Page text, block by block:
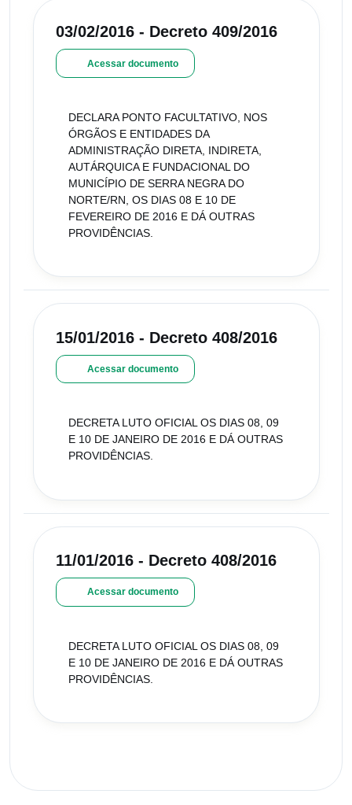
03/02/2016 - Decreto 409/2016
Acessar documento
DECLARA PONTO FACULTATIVO, NOS
ÓRGÃOS E ENTIDADES DA
ADMINISTRAÇÃO DIRETA, INDIRETA,
AUTÁRQUICA E FUNDACIONAL DO
MUNICÍPIO DE SERRA NEGRA DO
NORTE/RN, OS DIAS 08 E 10 DE
FEVEREIRO DE 2016 E DÁ OUTRAS
PROVIDÊNCIAS.
15/01/2016 - Decreto 408/2016
Acessar documento
DECRETA LUTO OFICIAL OS DIAS 08, 09
E 10 DE JANEIRO DE 2016 E DÁ OUTRAS
PROVIDÊNCIAS.
11/01/2016 - Decreto 408/2016
Acessar documento
DECRETA LUTO OFICIAL OS DIAS 08, 09
E 10 DE JANEIRO DE 2016 E DÁ OUTRAS
PROVIDÊNCIAS.